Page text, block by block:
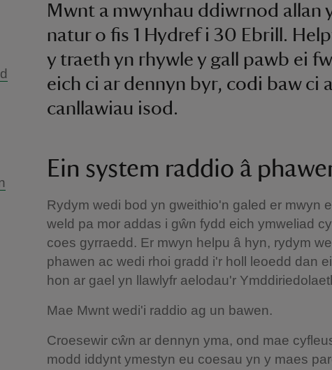
Mwnt a mwynhau ddiwrnod allan
natur o fis 1 Hydref i 30 Ebrill.
y traeth yn rhywle y gall pawb ei
eich ci ar dennyn byr, codi baw ci
canllawiau isod.
Ein system raddio â
Rydym wedi bod yn gweithio'n galed er mwyn
weld pa mor addas i gŵn fydd eich ymweliad
coes gyrraedd. Er mwyn helpu â hyn, rydym
phawen ac wedi rhoi gradd i'r holl leoedd dan
hon ar gael yn llawlyfr aelodau'r
Mae Mwnt wedi'i raddio ag un bawen.
Croesewir cŵn ar dennyn yma, ond mae
modd iddynt ymestyn eu coesau yn y maes